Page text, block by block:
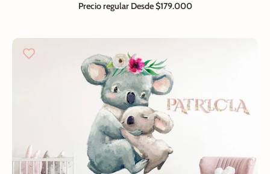
Precio regular Desde $179.000